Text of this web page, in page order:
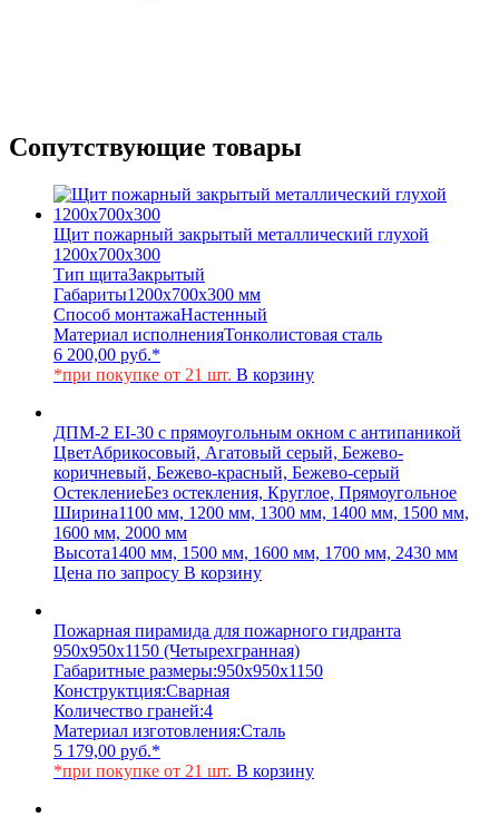
Сопутствующие товары
Щит пожарный закрытый металлический глухой
1200x700x300
Тип щитаЗакрытый
Габариты1200x700x300 мм
Способ монтажаНастенный
Материал исполненияТонколистовая сталь
6 200,00 руб.*
*при покупке от 21 шт. В корзину
ДПМ-2 EI-30 с прямоугольным окном с антипаникой
ЦветАбрикосовый, Агатовый серый, Бежево-
коричневый, Бежево-красный, Бежево-серый
ОстеклениеБез остекления, Круглое, Прямоугольное
Ширина1100 мм, 1200 мм, 1300 мм, 1400 мм, 1500 мм,
1600 мм, 2000 мм
Высота1400 мм, 1500 мм, 1600 мм, 1700 мм, 2430 мм
Цена по запросу В корзину
Пожарная пирамида для пожарного гидранта
950x950x1150 (Четырехгранная)
Габаритные размеры:950x950x1150
Конструктция:Сварная
Количество граней:4
Материал изготовления:Сталь
5 179,00 руб.*
*при покупке от 21 шт. В корзину